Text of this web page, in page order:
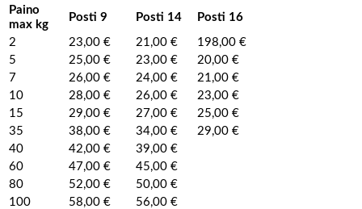
Paino
max kg
Posti 9 Posti 14 Posti 16
2 23,00 € 21,00 €
198,00 €
5
25,00 € 23,00 €
20,00 €
7
26,00 € 24,00 €
21,00 €
10
28,00 € 26,00 €
23,00 €
15
29,00 € 27,00 €
25,00 €
35
38,00 € 34,00 €
29,00 €
40
42,00 €
39,00 €
60
47,00 €
45,00 €
80
52,00 €
50,00 €
100
58,00 € 56,00 €